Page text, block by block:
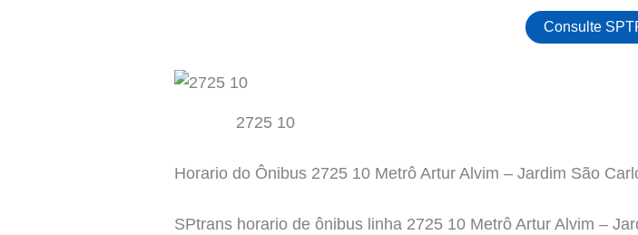
Consulte
2725 10
Horario do Ônibus 2725 10 Metrô Artur Alvim – Jardim São
SPtrans horario de ônibus linha 2725 10 Metrô Artur Alvim –